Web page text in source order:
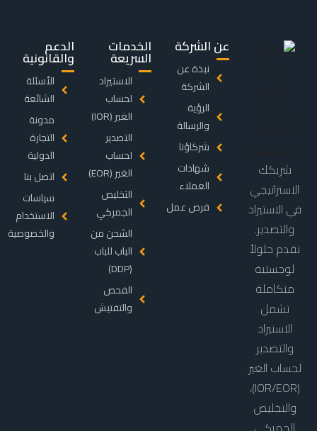
شريكك
الاستراتيجي
في الاستيراد
والتصدير.
نقدم حلولاً
لوجستية
متكاملة
تشمل
الاستيراد
والتصدير
لحساب الغير
(IOR/EOR)،
والتخليص
عن الشركة
نبذة عن
الشركة
الرؤية
والرسالة
شركاؤنا
شهادات
العملاء
فرص عمل
الخدمات
السريعة
الاستيراد
لحساب
الغير (IOR)
التصدير
لحساب
الغير (EOR)
التخليص
الجمركي
الشحن من
الباب للباب
(DDP)
الفحص
والتفتيش
الدعم
والقانونية
الأسئلة
الشائعة
مدونة
التجارة
الدولية
اتصل بنا
سياسات
الاستخدام
والخصوصية